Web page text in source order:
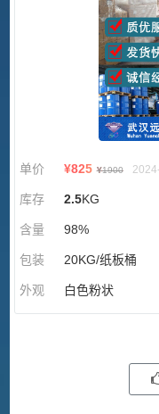
单价 ¥825 ¥1900
库存 2.5KG
含量 98%
包装 20KG/纸板桶
外观 白色粉状